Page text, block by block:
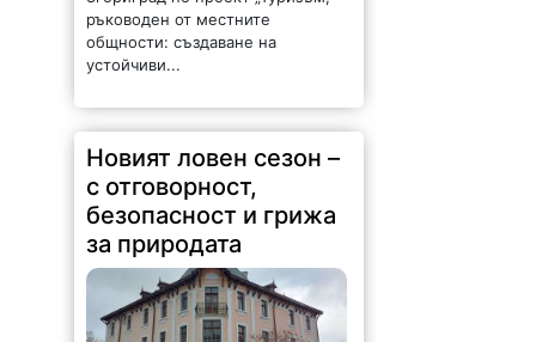
държавно предприятие – ДП
Враца инж. Димитър Ганчев по
случай откриването на ловния
сезон за прелетен дивеч:
горските...
Скандално! Месеци
наред стои изрязан
пътят Враца-Мездра,
институциите спят!